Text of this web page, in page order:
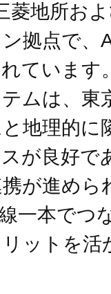
菱地所お
拠点で、
ています
ムは、東
地理的に
が良好で
が進めら
一本でつ
ットを